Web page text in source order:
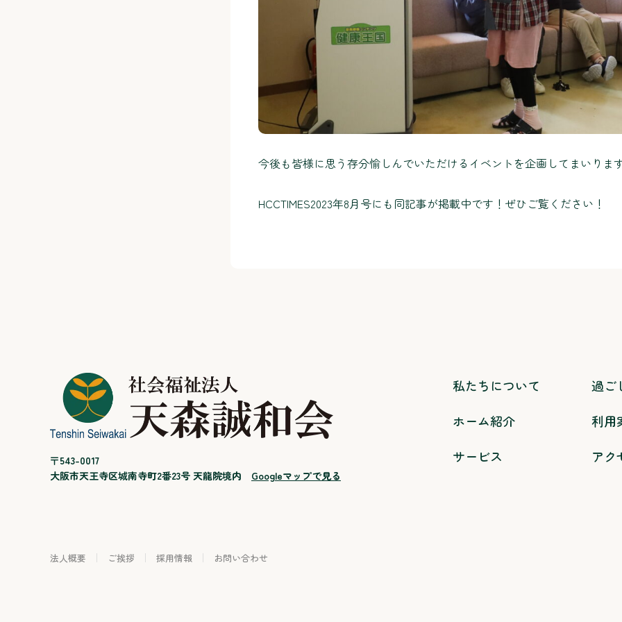
今後も皆様に思う存分愉しんでいただけるイベントを企画してまいりま
HCCTIMES2023年8月号にも同記事が掲載中です！ぜひご覧ください！
〒543-0017
大阪市天王寺区城南寺町2番23号 天龍院境内 Googleマップで見る
私たちについて
ホーム紹介
サービス
過ご
利用
アク
法人概要 ご挨拶 採用情報 お問い合わせ